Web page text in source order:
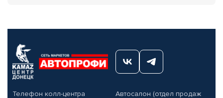
Телефон колл-центра
Автосалон (отдел продаж